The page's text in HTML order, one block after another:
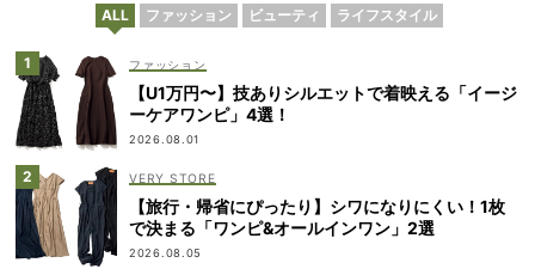
ALL ファッション ビューティ ライフスタイル
ファッション
【U1万円〜】技ありシルエットで着映える「イージ
ーケアワンピ」4選！
2026.08.01
VERY STORE
【旅行・帰省にぴったり】シワになりにくい！1枚
で決まる「ワンピ&オールインワン」2選
2026.08.05